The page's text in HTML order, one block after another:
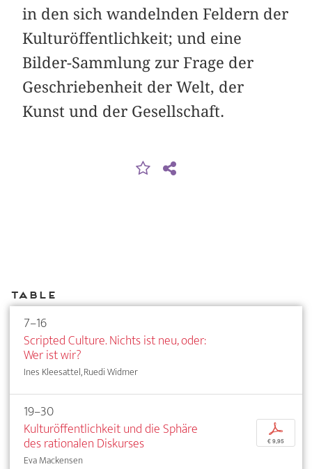
in den sich wandelnden Feldern der
Kulturöffentlichkeit; und eine
Bilder-Sammlung zur Frage der
Geschriebenheit der Welt, der
Kunst und der Gesellschaft.
Table
7–16
Scripted Culture. Nichts ist neu, oder:
Wer ist wir?
Ines Kleesattel, Ruedi Widmer
19–30
Kulturöffentlichkeit und die Sphäre
des rationalen Diskurses
Eva Mackensen
p
€ 9,95